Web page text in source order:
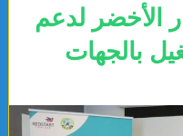
الأخضر لدعم
بالجهات